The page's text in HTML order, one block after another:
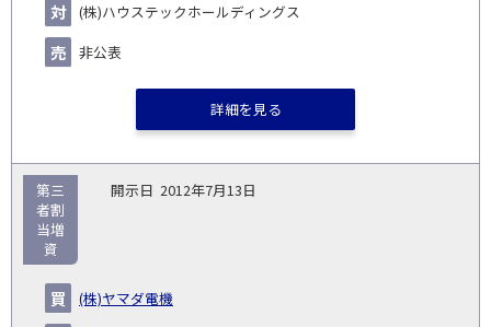
(株)ハウステックホールディングス
非公表
詳細を見る
2012年7月13日
(株)ヤマダ電機
第三
者割
当増
資